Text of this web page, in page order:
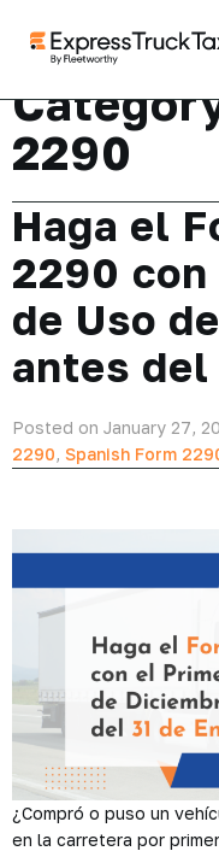
2290
Haga el
2290
de Uso
antes del
Posted on January 27,
2290, Spanish Form
¿Compró o puso un
en la carretera por